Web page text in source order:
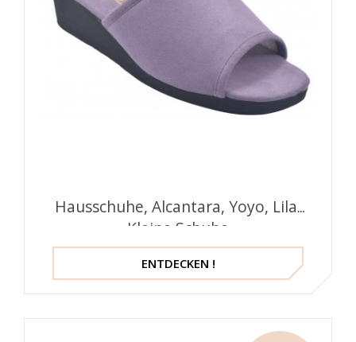
Hausschuhe, Alcantara, Yoyo, Lila,
Kleine Schuhe
ENTDECKEN !